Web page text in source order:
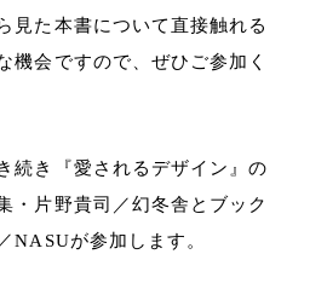
見た本書について直接触れる
機会ですので、ぜひご参加く
続き『愛されるデザイン』の
・片野貴司／幻冬舎とブック
NASUが参加します。